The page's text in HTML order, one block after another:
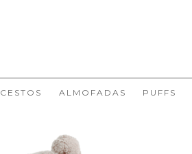
CESTOS ALMOFADAS PUFFS